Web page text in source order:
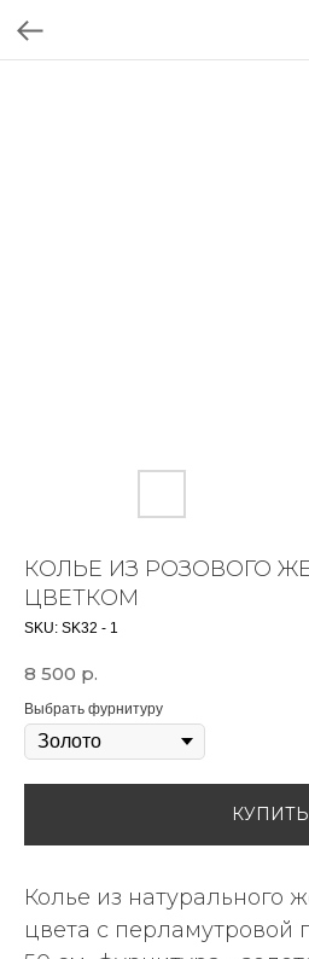
КОЛЬЕ ИЗ РОЗОВОГО
ЦВЕТКОМ
SKU: SK32 - 1
8 500 р.
Выбрать фурнитуру
КУПИТЬ
Колье из натурального
цвета с перламутровой